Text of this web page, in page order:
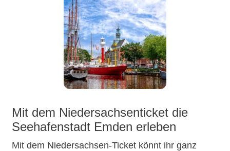
Mit dem Niedersachsenticket die
Seehafenstadt Emden erleben
Mit dem Niedersachsen-Ticket könnt ihr ganz